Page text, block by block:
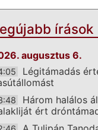
írások
augusztus 6.
Légitámadás
Három halálos
ért